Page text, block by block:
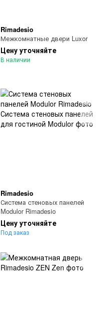
Rimadesio
Межкомнатные двери Luxor
Цену уточняйте
В наличии
Rimadesio
Система стеновых панелей
Modulor Rimadesio
Цену уточняйте
Под заказ